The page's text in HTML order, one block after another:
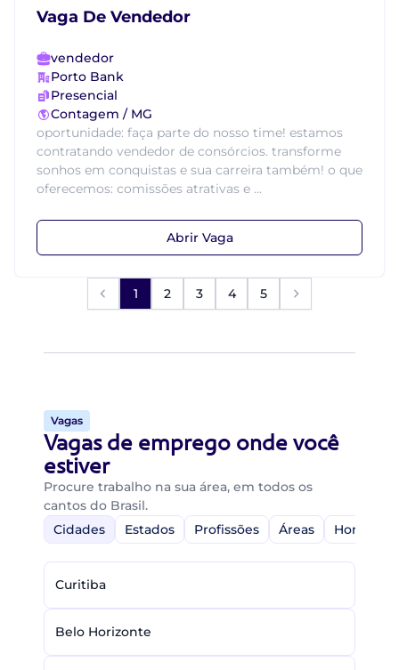
Vaga De Vendedor
vendedor
Porto Bank
Presencial
Contagem / MG
oportunidade: faça parte do nosso time! estamos
contratando vendedor de consórcios. transforme
sonhos em conquistas e sua carreira também! o que
oferecemos: comissões atrativas e ...
Abrir Vaga
1 2 3 4 5
Vagas
Vagas de emprego onde você
estiver
Procure trabalho na sua área, em todos os
cantos do Brasil.
Cidades
Estados Profissões Áreas Home-
Curitiba
Belo Horizonte